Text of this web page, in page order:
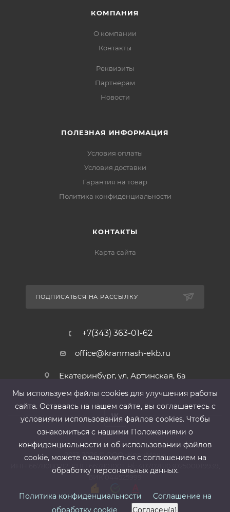
КОМПАНИЯ
О компании
Контакты
Реквизиты
Партнерам
Новости
ПОЛЕЗНАЯ ИНФОРМАЦИЯ
Условия оплаты
Условия доставки
Гарантия на товар
Политика конфиденциальности
КОНТАКТЫ
Карта сайта
ПОДПИСАТЬСЯ НА РАССЫЛКУ
+7(343) 363-01-62
office@kranmash-ekb.ru
Екатеринбург, ул. Артинская, 6а
2013-2026 ©ООО «КранМаш»
ИНН 6678080212, КПП 667801001 ,Р/с 40702810302500019939,
БИК 044525999
Мы используем файлы cооkies для улучшения работы
сайта. Оставаясь на нашем сайте, вы соглашаетесь с
условиями использования файлов cооkies. Чтобы
ознакомиться с нашими Положениями о
конфиденциальности и об использовании файлов
cookie, можете ознакомиться с соглашением на
обработку персональных данных.
Политика конфиденциальности
Соглашение на
обработку cookie
Согласен(а)